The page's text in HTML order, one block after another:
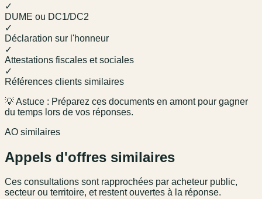
✓
DUME ou DC1/DC2
✓
Déclaration sur l'honneur
✓
Attestations fiscales et sociales
✓
Références clients similaires
💡 Astuce : Préparez ces documents en amont pour gagner
du temps lors de vos réponses.
AO similaires
Appels d'offres similaires
Ces consultations sont rapprochées par acheteur public,
secteur ou territoire, et restent ouvertes à la réponse.